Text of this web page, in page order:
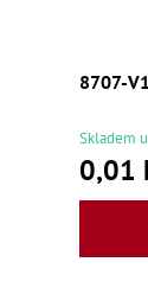
8707-
Skladem
0,01